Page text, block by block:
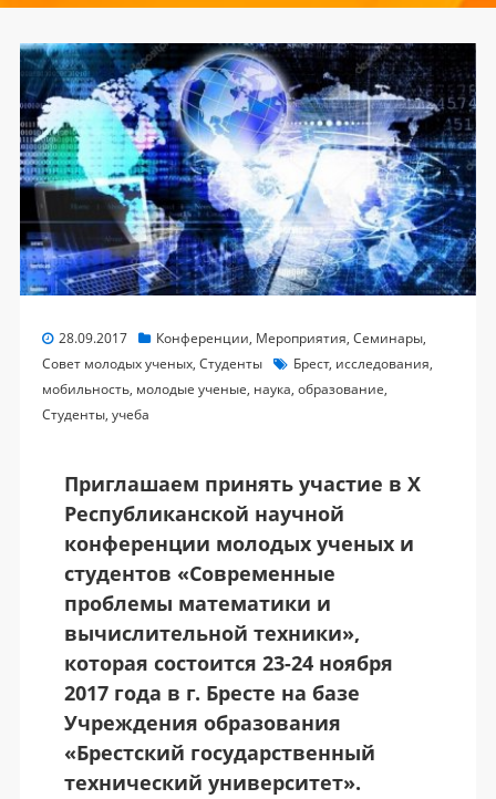
28.09.2017 Конференции, Мероприятия, Семинары,
Совет молодых ученых, Студенты Брест, исследования,
мобильность, молодые ученые, наука, образование,
Студенты, учеба
Приглашаем принять участие в X
Республиканской научной
конференции молодых ученых и
студентов «Современные
проблемы математики и
вычислительной техники»,
которая состоится 23-24 ноября
2017 года в г. Бресте на базе
Учреждения образования
«Брестский государственный
технический университет».